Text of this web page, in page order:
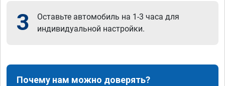
3
Оставьте автомобиль на 1-3 часа для
индивидуальной настройки.
Почему нам можно доверять?